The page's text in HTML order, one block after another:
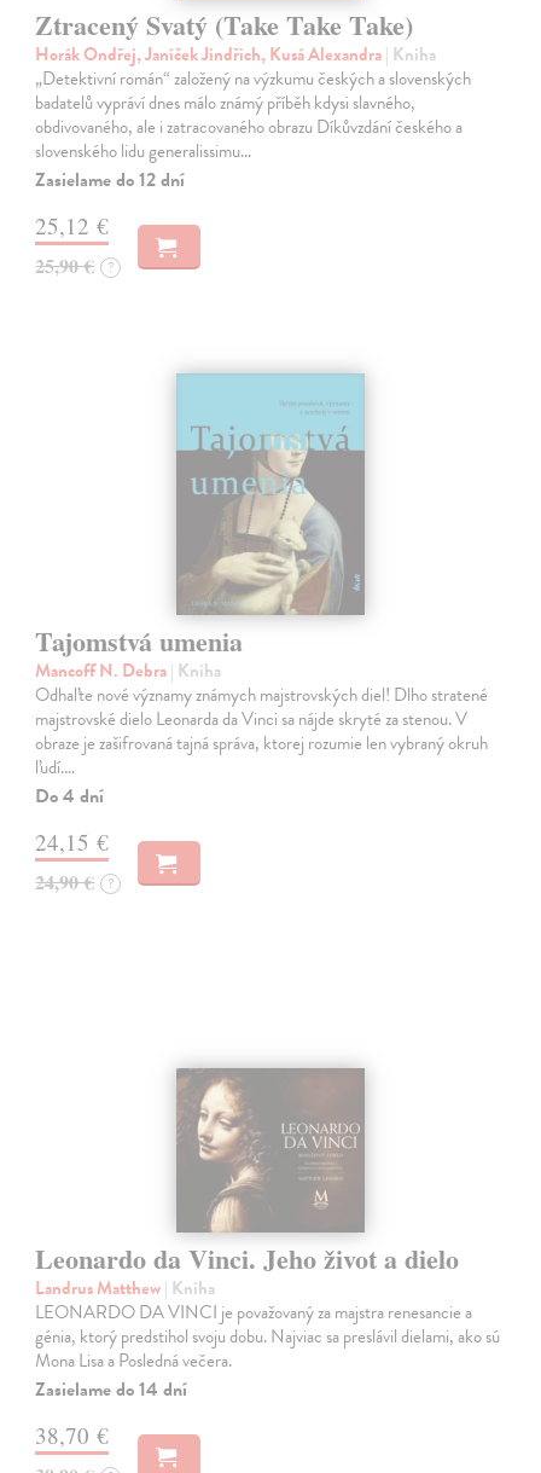
Ztracený Svatý (Take Take Take)
Horák Ondřej, Janíček Jindřich, Kusá Alexandra| Kniha
„Detektivní román“ založený na výzkumu českých a slovenských
badatelů vypráví dnes málo známý příběh kdysi slavného,
obdivovaného, ale i zatracovaného obrazu Díkůvzdání českého a
slovenského lidu generalissimu…
Zasielame do 12 dní
25,12 €
25,90 € ?
Tajomstvá umenia
Mancoff N. Debra| Kniha
Odhaľte nové významy známych majstrovských diel! Dlho stratené
majstrovské dielo Leonarda da Vinci sa nájde skryté za stenou. V
obraze je zašifrovaná tajná správa, ktorej rozumie len vybraný okruh
ľudí.…
Do 4 dní
24,15 €
24,90 € ?
Leonardo da Vinci. Jeho život a dielo
Landrus Matthew| Kniha
LEONARDO DA VINCI je považovaný za majstra renesancie a
génia, ktorý predstihol svoju dobu. Najviac sa preslávil dielami, ako sú
Mona Lisa a Posledná večera.
Zasielame do 14 dní
38,70 €